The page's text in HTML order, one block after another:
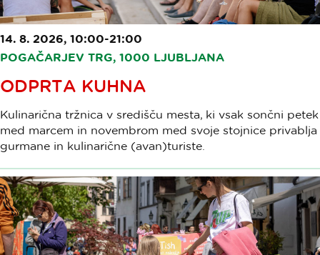
14. 8. 2026, 10:00-21:00
POGAČARJEV TRG, 1000 LJUBLJANA
ODPRTA KUHNA
Kulinarična tržnica v središču mesta, ki vsak sončni petek
med marcem in novembrom med svoje stojnice privablja
gurmane in kulinarične (avan)turiste.